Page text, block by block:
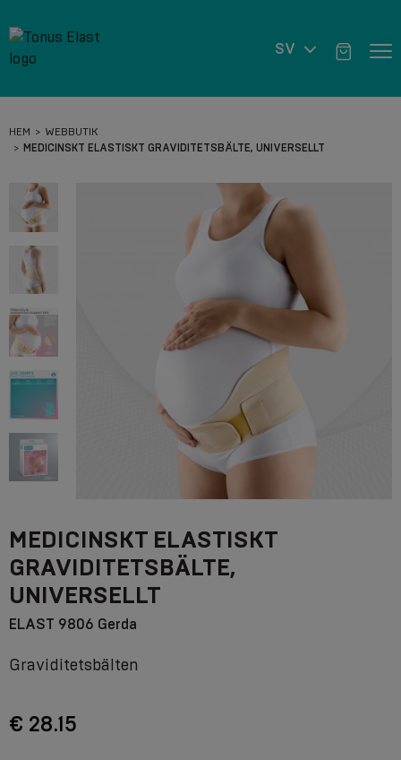
SV
HEM
WEBBUTIK
MEDICINSKT ELASTISKT GRAVIDITETSBÄLTE, UNIVERSELLT
MEDICINSKT ELASTISKT
GRAVIDITETSBÄLTE,
UNIVERSELLT
ELAST 9806 Gerda
Graviditetsbälten
€ 28.15